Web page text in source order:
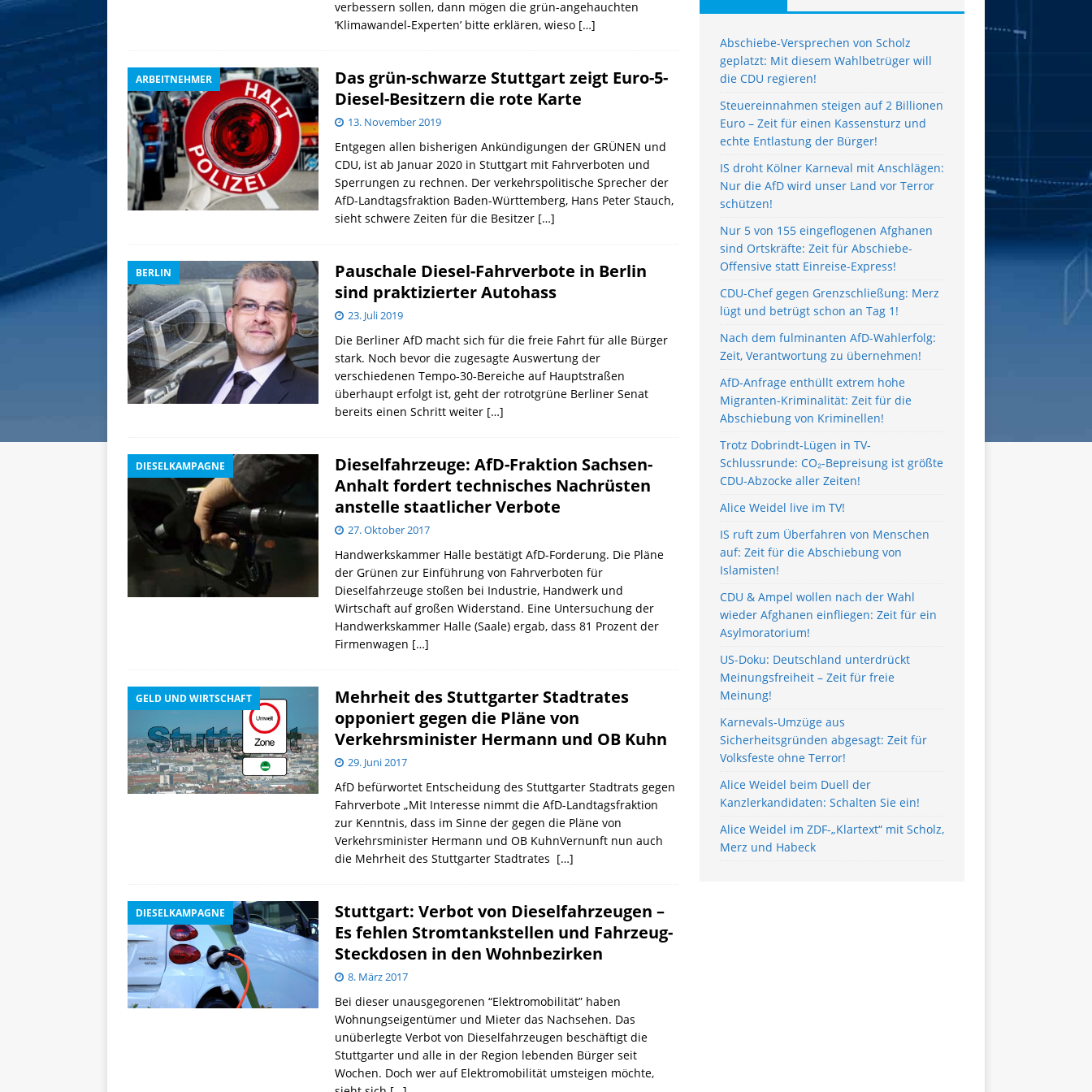
verbessern sollen, dann mögen die grün-angehauchten
‘Klimawandel-Experten’ bitte erklären, wieso […]
ARBEITNEHMER
Das grün-schwarze Stuttgart zeigt Euro-5-
Diesel-Besitzern die rote Karte
13. November 2019
Entgegen allen bisherigen Ankündigungen der GRÜNEN und
CDU, ist ab Januar 2020 in Stuttgart mit Fahrverboten und
Sperrungen zu rechnen. Der verkehrspolitische Sprecher der
AfD-Landtagsfraktion Baden-Württemberg, Hans Peter Stauch,
sieht schwere Zeiten für die Besitzer […]
BERLIN
Pauschale Diesel-Fahrverbote in Berlin
sind praktizierter Autohass
23. Juli 2019
Die Berliner AfD macht sich für die freie Fahrt für alle Bürger
stark. Noch bevor die zugesagte Auswertung der
verschiedenen Tempo-30-Bereiche auf Hauptstraßen
überhaupt erfolgt ist, geht der rotrotgrüne Berliner Senat
bereits einen Schritt weiter […]
DIESELKAMPAGNE
Dieselfahrzeuge: AfD-Fraktion Sachsen-
Anhalt fordert technisches Nachrüsten
anstelle staatlicher Verbote
27. Oktober 2017
Handwerkskammer Halle bestätigt AfD-Forderung. Die Pläne
der Grünen zur Einführung von Fahrverboten für
Dieselfahrzeuge stoßen bei Industrie, Handwerk und
Wirtschaft auf großen Widerstand. Eine Untersuchung der
Handwerkskammer Halle (Saale) ergab, dass 81 Prozent der
Firmenwagen […]
GELD UND WIRTSCHAFT
Mehrheit des Stuttgarter Stadtrates
opponiert gegen die Pläne von
Verkehrsminister Hermann und OB Kuhn
29. Juni 2017
AfD befürwortet Entscheidung des Stuttgarter Stadtrats gegen
Fahrverbote „Mit Interesse nimmt die AfD-Landtagsfraktion
zur Kenntnis, dass im Sinne der gegen die Pläne von
Verkehrsminister Hermann und OB KuhnVernunft nun auch
die Mehrheit des Stuttgarter Stadtrates […]
DIESELKAMPAGNE
Stuttgart: Verbot von Dieselfahrzeugen –
Es fehlen Stromtankstellen und Fahrzeug-
Steckdosen in den Wohnbezirken
8. März 2017
Bei dieser unausgegorenen “Elektromobilität” haben
Wohnungseigentümer und Mieter das Nachsehen. Das
unüberlegte Verbot von Dieselfahrzeugen beschäftigt die
Stuttgarter und alle in der Region lebenden Bürger seit
Wochen. Doch wer auf Elektromobilität umsteigen möchte,
Abschiebe-Versprechen von Scholz
geplatzt: Mit diesem Wahlbetrüger will
die CDU regieren!
Steuereinnahmen steigen auf 2 Billionen
Euro – Zeit für einen Kassensturz und
echte Entlastung der Bürger!
IS droht Kölner Karneval mit Anschlägen:
Nur die AfD wird unser Land vor Terror
schützen!
Nur 5 von 155 eingeflogenen Afghanen
sind Ortskräfte: Zeit für Abschiebe-
Offensive statt Einreise-Express!
CDU-Chef gegen Grenzschließung: Merz
lügt und betrügt schon an Tag 1!
Nach dem fulminanten AfD-Wahlerfolg:
Zeit, Verantwortung zu übernehmen!
AfD-Anfrage enthüllt extrem hohe
Migranten-Kriminalität: Zeit für die
Abschiebung von Kriminellen!
Trotz Dobrindt-Lügen in TV-
Schlussrunde: CO₂-Bepreisung ist größte
CDU-Abzocke aller Zeiten!
Alice Weidel live im TV!
IS ruft zum Überfahren von Menschen
auf: Zeit für die Abschiebung von
Islamisten!
CDU & Ampel wollen nach der Wahl
wieder Afghanen einfliegen: Zeit für ein
Asylmoratorium!
US-Doku: Deutschland unterdrückt
Meinungsfreiheit – Zeit für freie
Meinung!
Karnevals-Umzüge aus
Sicherheitsgründen abgesagt: Zeit für
Volksfeste ohne Terror!
Alice Weidel beim Duell der
Kanzlerkandidaten: Schalten Sie ein!
Alice Weidel im ZDF-„Klartext“ mit Scholz,
Merz und Habeck